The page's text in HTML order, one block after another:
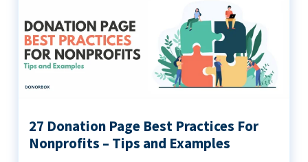
27 Donation Page Best Practices For
Nonprofits – Tips and Examples